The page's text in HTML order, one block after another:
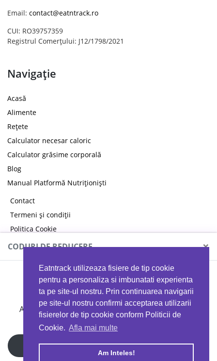
Eatntrack utilizeaza fisiere de tip cookie
pentru a personaliza si imbunatati experienta
ta pe site-ul nostru. Prin continuarea navigarii
pe site-ul nostru confirmi acceptarea utilizarii
fisierelor de tip cookie conform Politicii de
Cookie. Afla mai multe
Am Inteles!
Email: contact@eatntrack.ro
CUI: RO39757359
Registrul Comerțului: J12/1798/2021
Navigație
Acasă
Alimente
Rețete
Calculator necesar caloric
Calculator grăsime corporală
Blog
Manual Platformă Nutriționiști
Contact
Termeni și condiții
Politica Cookie
Politica de confidențialitate
CODURI DE REDUCERE ×
MYPROTEIN
Ai 40%reducere la orice comandă folosind codul
EATTRACK
Profită acum